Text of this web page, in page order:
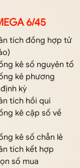
6/45
tích đồng hợp tử
kê số nguyên tố
kê phương
kỳ
tích hồi qui
kê cặp số về
kê số chẵn lẻ
tích kết hợp
số mua